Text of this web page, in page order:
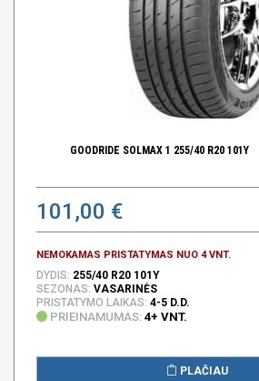
GOODRIDE SOLMAX 1 255/40 R20 101Y
101,00 €
NEMOKAMAS PRISTATYMAS NUO 4 VNT.
DYDIS: 255/40 R20 101Y
SEZONAS: VASARINĖS
PRISTATYMO LAIKAS: 4-5 D.D.
PRIEINAMUMAS: 4+ VNT.
PLAČIAU